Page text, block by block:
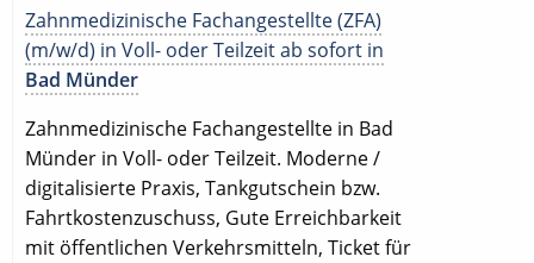
Zahnmedizinische Fachangestellte (ZFA)
(m/w/d) in Voll- oder Teilzeit ab sofort in
Bad Münder
Zahnmedizinische Fachangestellte in Bad
Münder in Voll- oder Teilzeit. Moderne /
digitalisierte Praxis, Tankgutschein bzw.
Fahrtkostenzuschuss, Gute Erreichbarkeit
mit öffentlichen Verkehrsmitteln, Ticket für